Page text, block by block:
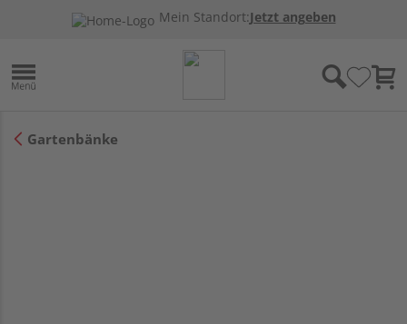
Mein Standort:Jetzt angeben
Gartenbänke